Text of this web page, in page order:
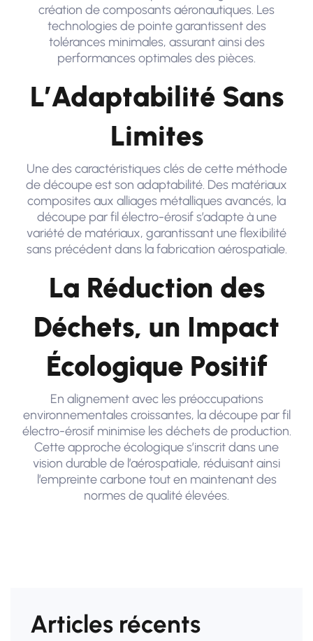
création de composants aéronautiques. Les
technologies de pointe garantissent des
tolérances minimales, assurant ainsi des
performances optimales des pièces.
L’Adaptabilité Sans
Limites
Une des caractéristiques clés de cette méthode
de découpe est son adaptabilité. Des matériaux
composites aux alliages métalliques avancés, la
découpe par fil électro-érosif s’adapte à une
variété de matériaux, garantissant une flexibilité
sans précédent dans la fabrication aérospatiale.
La Réduction des
Déchets, un Impact
Écologique Positif
En alignement avec les préoccupations
environnementales croissantes, la découpe par fil
électro-érosif minimise les déchets de production.
Cette approche écologique s’inscrit dans une
vision durable de l’aérospatiale, réduisant ainsi
l’empreinte carbone tout en maintenant des
normes de qualité élevées.
Articles récents